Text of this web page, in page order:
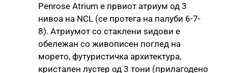
Penrose Atrium е првиот атриум од 3
нивоа на NCL (се протега на палуби 6-7-
8). Атриумот со стаклени ѕидови е
обележан со живописен поглед на
морето, футуристичка архитектура,
кристален лустер од 3 тони (прилагодено